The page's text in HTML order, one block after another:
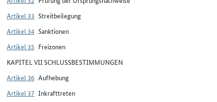
Artikel 33 Streitbeilegung
Artikel 34 Sanktionen
Artikel 35 Freizonen
KAPITEL VII SCHLUSSBESTIMMUNGEN
Artikel 36 Aufhebung
Artikel 37 Inkrafttreten